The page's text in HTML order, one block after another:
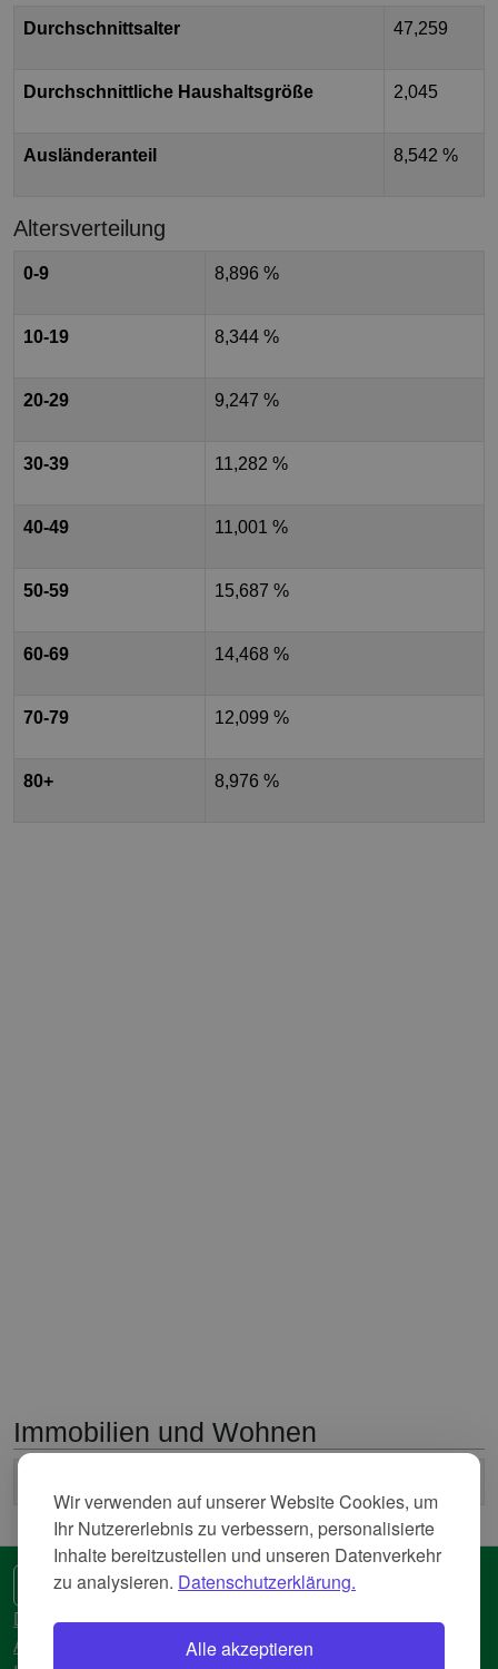
Wir verwenden auf unserer Website Cookies, um
Ihr Nutzererlebnis zu verbessern, personalisierte
Inhalte bereitzustellen und unseren Datenverkehr
zu analysieren. Datenschutzerklärung.
Alle akzeptieren
Durchschnittsalter 47,259
Durchschnittliche Haushaltsgröße 2,045
Ausländeranteil 8,542 %
Altersverteilung
0-9 8,896 %
10-19 8,344 %
20-29 9,247 %
30-39 11,282 %
40-49 11,001 %
50-59 15,687 %
60-69 14,468 %
70-79 12,099 %
80+ 8,976 %
Immobilien und Wohnen
🌍 Eine andere Sprache
Datenschutzerkläreung
AGB